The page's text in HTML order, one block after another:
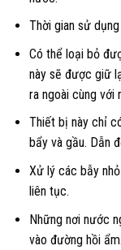
Thời gian sử
Có thể loại bỏ
này sẽ được giữ
ra ngoài cùng với
Thiết bị này chỉ
bẩy và gầu. Dẫn
Xử lý các bẫy
liên tục.
Những nơi nước
vào đường hồi ẩm.